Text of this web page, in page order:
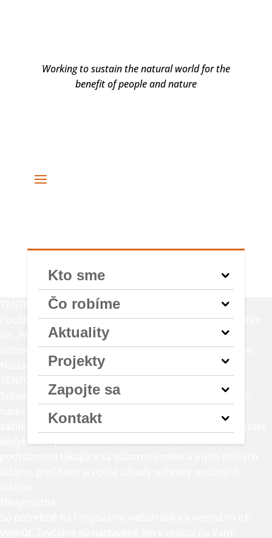
Working to sustain the natural world for the
benefit of people and nature
Kto sme
Čo robíme
Aktuality
Projekty
Zapojte sa
Kontakt
TENTO RYS NEMÁ RÁD KOLÁČIKY... ALE MY ÁNO!
Používame cookies na zlepšenie vášho zážitku. Kliknutím
na „Prijať všetky“ súhlasíte s ich používaním. Viac
informácií nájdete tu:zásady ochrany osobných údajov.
NastaveniaOdmietnuť všetky
Súbory cookie používame na zabezpečenie základných
funkcií webovej stránky a na zlepšenie vášho online
zážitku. Pre každú kategóriu si môžete vybrať, či sa chcete
kedykoľvek prihlásiť/odhlásiť. Ak chcete získať ďalšie